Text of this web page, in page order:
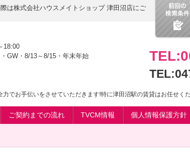
は株式会社ハウスメイトショップ 津田沼店にご
18:00
GW・8/13～8/15・年末年始
でお手伝いをさせていただきます!特に津田沼駅の賃貸はお任せく
ご契約までの流れ TVCM情報 個人情報保護方針